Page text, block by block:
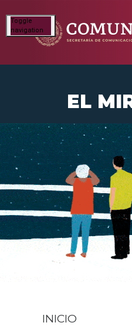
Toggle
navigation
EL
INICIO